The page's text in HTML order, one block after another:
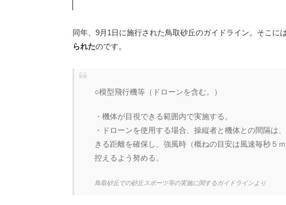
同年、9月1日に施行された鳥取砂丘のガイドライン。そこには
られたのです。
○模型飛行機等（ドローンを含む。）
・機体が目視できる範囲内で実施する。
・ドローンを使用する場合、操縦者と機体との間隔は
きる距離を確保し、強風時（概ねの目安は風速毎秒５
控えるよう努める。
鳥取砂丘での砂丘スポーツ等の実施に関するガイドラインより